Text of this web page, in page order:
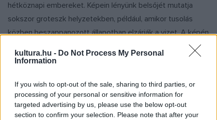
kultura.hu - Do Not Process My Personal
Information
If you wish to opt-out of the sale, sharing to third parties, or
processing of your personal or sensitive information for
targeted advertising by us, please use the below opt-out
section to confirm your selection. Please note that after your
hétköznapi embereket. Képein lényünk belsőjét mutatja
sokszor groteszk helyzetekben, például, amikor tusolás
közben beszappanozott állapotban elzárják a vizet. A képén
kissé boszorkányos külsejű öreg hölgy áll, meztelenül, tusoló
sapkával a fején, és kérdőn, haragosan néz a szemünkbe.
vidám gondtalan ember hever a természet lágy ölén, jó
kedvűen, fittyet hányva a világ gondjára-bajára. Színorgia
most is tombol, szikrázik a nap és a sárgás, narancsos,